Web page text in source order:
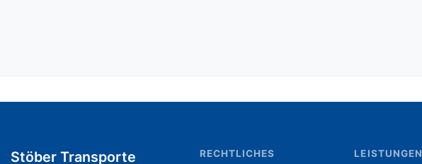
Stöber Transporte RECHTLICHES LEISTUNGEN